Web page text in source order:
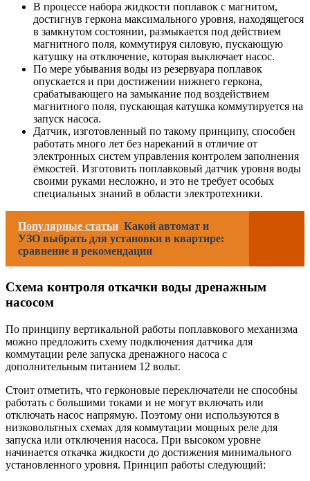
В процессе набора жидкости поплавок с магнитом,
достигнув геркона максимального уровня, находящегося
в замкнутом состоянии, размыкается под действием
магнитного поля, коммутируя силовую, пускающую
катушку на отключение, которая выключает насос.
По мере убывания воды из резервуара поплавок
опускается и при достижении нижнего геркона,
срабатывающего на замыкание под воздействием
магнитного поля, пускающая катушка коммутируется на
запуск насоса.
Датчик, изготовленный по такому принципу, способен
работать много лет без нареканий в отличие от
электронных систем управления контролем заполнения
ёмкостей. Изготовить поплавковый датчик уровня воды
своими руками несложно, и это не требует особых
специальных знаний в области электротехники.
Популярные статьи Какой автомат и
УЗО выбрать для установки в квартире:
сравнение и рекомендации
Схема контроля откачки воды дренажным
насосом
По принципу вертикальной работы поплавкового механизма
можно предложить схему подключения датчика для
коммутации реле запуска дренажного насоса с
дополнительным питанием 12 вольт.
Стоит отметить, что герконовые переключатели не способны
работать с большими токами и не могут включать или
отключать насос напрямую. Поэтому они используются в
низковольтных схемах для коммутации мощных реле для
запуска или отключения насоса. При высоком уровне
начинается откачка жидкости до достижения минимального
установленного уровня. Принцип работы следующий: